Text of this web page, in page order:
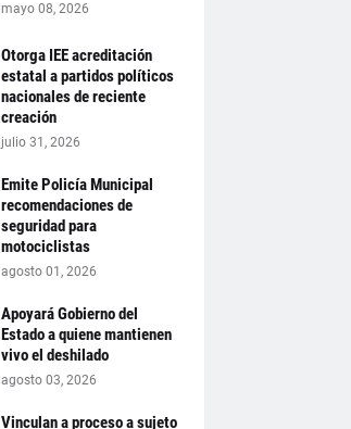
mayo 08, 2026
Otorga IEE acreditación
estatal a partidos políticos
nacionales de reciente
creación
julio 31, 2026
Emite Policía Municipal
recomendaciones de
seguridad para
motociclistas
agosto 01, 2026
Apoyará Gobierno del
Estado a quiene mantienen
vivo el deshilado
agosto 03, 2026
Vinculan a proceso a sujeto